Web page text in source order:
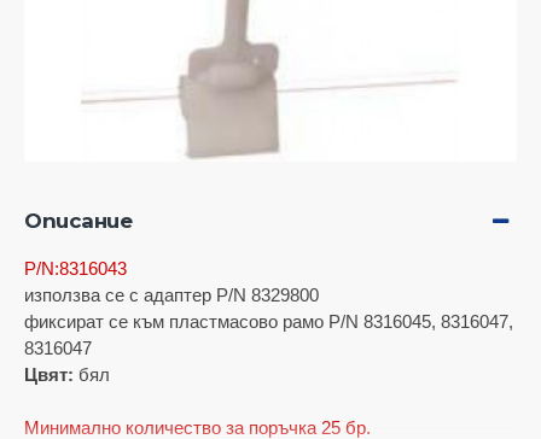
Описание
P/N:8316043
използва се с адаптер P/N 8329800
фиксират се към пластмасово рамо P/N 8316045, 8316047,
8316047
Цвят: бял
Минимално количество за поръчка 25 бр.